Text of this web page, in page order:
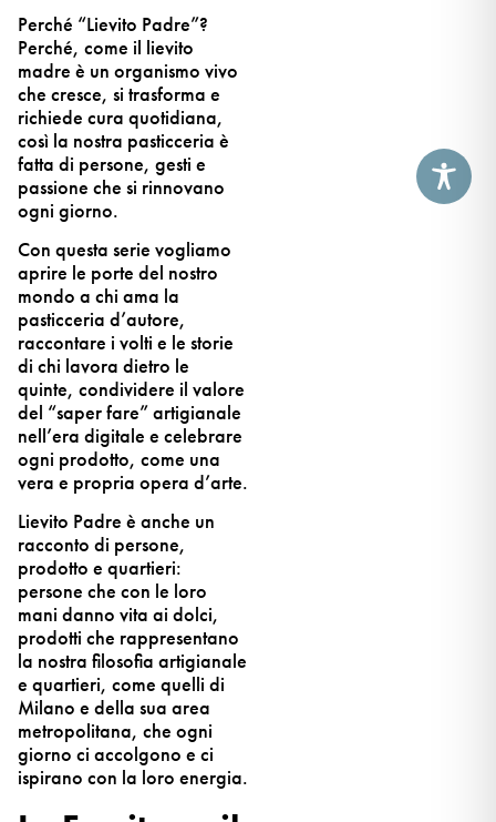
Perché “Lievito Padre”?
Perché, come il lievito
madre è un organismo vivo
che cresce, si trasforma e
richiede cura quotidiana,
così la nostra pasticceria è
fatta di persone, gesti e
passione che si rinnovano
ogni giorno.
Con questa serie vogliamo
aprire le porte del nostro
mondo a chi ama la
pasticceria d’autore,
raccontare i volti e le storie
di chi lavora dietro le
quinte, condividere il valore
del “saper fare” artigianale
nell’era digitale e celebrare
ogni prodotto, come una
vera e propria opera d’arte.
Lievito Padre è anche un
racconto di persone,
prodotto e quartieri:
persone che con le loro
mani danno vita ai dolci,
prodotti che rappresentano
la nostra filosofia artigianale
e quartieri, come quelli di
Milano e della sua area
metropolitana, che ogni
giorno ci accolgono e ci
ispirano con la loro energia.